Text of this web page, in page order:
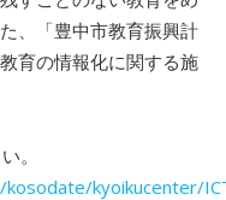
、「豊中市教育振興計
育の情報化に関する施
。
kyoikucenter/